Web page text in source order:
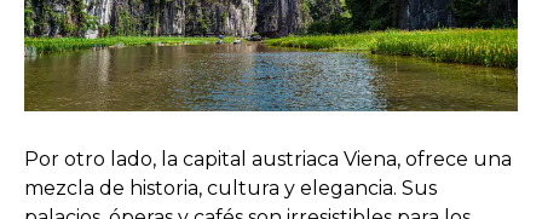
Por otro lado, la capital austriaca Viena, ofrece una
mezcla de historia, cultura y elegancia. Sus